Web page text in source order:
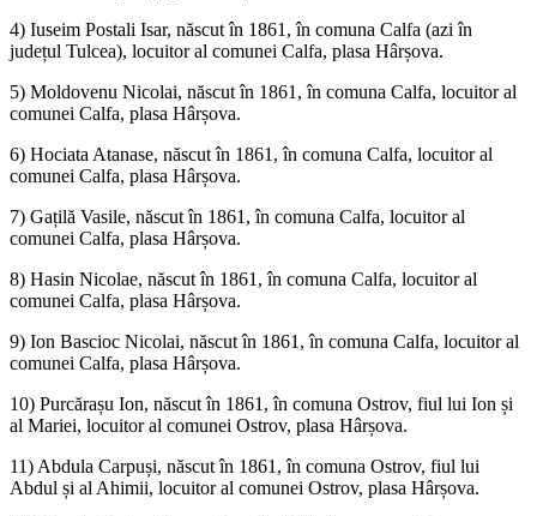
4) Iuseim Postali Isar, născut în 1861, în comuna Calfa (azi în
județul Tulcea), locuitor al comunei Calfa, plasa Hârșova.
5) Moldovenu Nicolai, născut în 1861, în comuna Calfa, locuitor al
comunei Calfa, plasa Hârșova.
6) Hociata Atanase, născut în 1861, în comuna Calfa, locuitor al
comunei Calfa, plasa Hârșova.
7) Gațilă Vasile, născut în 1861, în comuna Calfa, locuitor al
comunei Calfa, plasa Hârșova.
8) Hasin Nicolae, născut în 1861, în comuna Calfa, locuitor al
comunei Calfa, plasa Hârșova.
9) Ion Bascioc Nicolai, născut în 1861, în comuna Calfa, locuitor al
comunei Calfa, plasa Hârșova.
10) Purcărașu Ion, născut în 1861, în comuna Ostrov, fiul lui Ion și
al Mariei, locuitor al comunei Ostrov, plasa Hârșova.
11) Abdula Carpuși, născut în 1861, în comuna Ostrov, fiul lui
Abdul și al Ahimii, locuitor al comunei Ostrov, plasa Hârșova.